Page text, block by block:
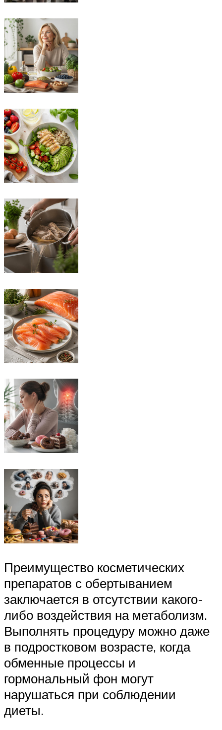
Преимущество косметических
препаратов с обертыванием
заключается в отсутствии какого-
либо воздействия на метаболизм.
Выполнять процедуру можно даже
в подростковом возрасте, когда
обменные процессы и
гормональный фон могут
нарушаться при соблюдении
диеты.